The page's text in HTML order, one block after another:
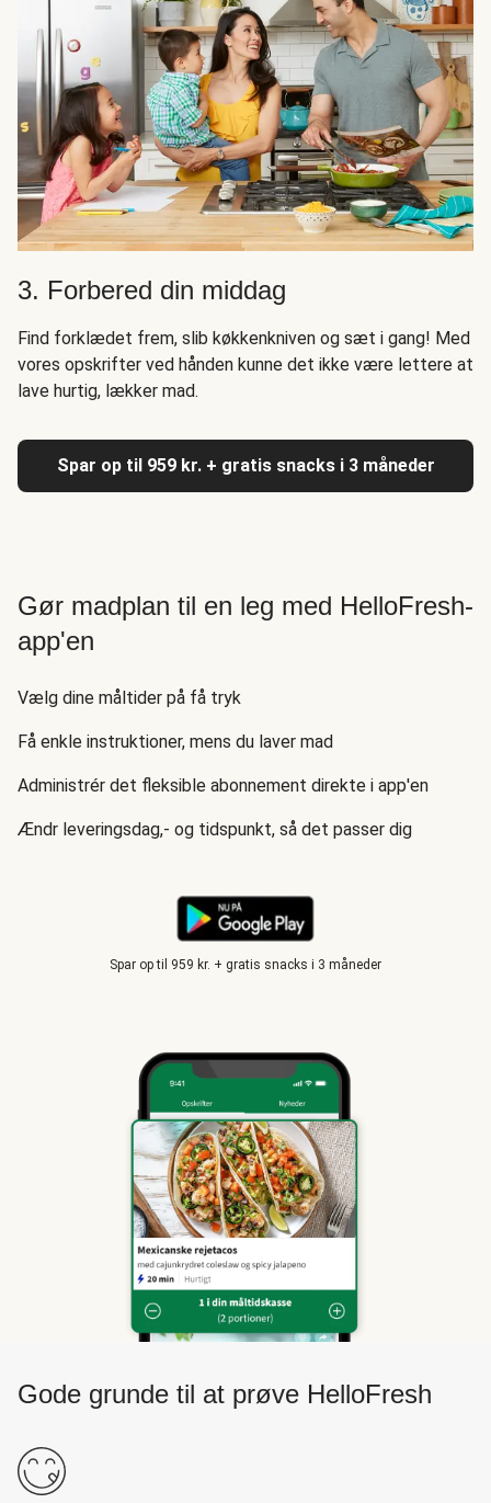
3. Forbered din middag
Find forklædet frem, slib køkkenkniven og sæt i gang! Med
vores opskrifter ved hånden kunne det ikke være lettere at
lave hurtig, lækker mad.
Spar op til 959 kr. + gratis snacks i 3 måneder
Gør madplan til en leg med HelloFresh-
app'en
Vælg dine måltider på få tryk
Få enkle instruktioner, mens du laver mad
Administrér det fleksible abonnement direkte i app'en
Ændr leveringsdag,- og tidspunkt, så det passer dig
Spar op til 959 kr. + gratis snacks i 3 måneder
Gode grunde til at prøve HelloFresh